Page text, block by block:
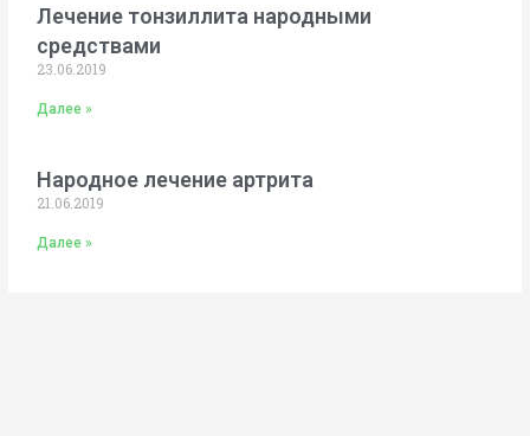
Лечение тонзиллита народными
средствами
23.06.2019
Далее »
Народное лечение артрита
21.06.2019
Далее »